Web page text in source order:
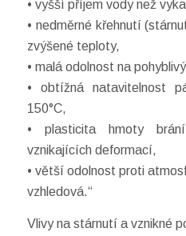
• vyšší příjem vody než
• nedměrné křehnutí
zvýšené teploty,
• malá odolnost na
• obtížná natavitelnost
150°C,
• plasticita hmoty brání
vznikajících deformací,
• větší odolnost proti
vzhledová.“
Vlivy na stárnutí a vznikné